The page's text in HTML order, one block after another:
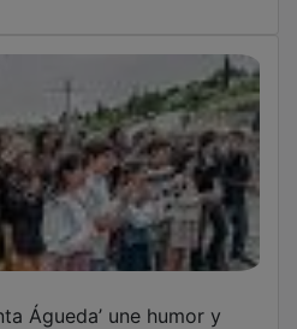
Águeda’ une humor y